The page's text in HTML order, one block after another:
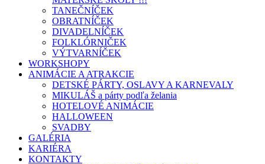
TANEČNÍČEK
OBRATNÍČEK
DIVADELNÍČEK
FOLKLÓRNIČEK
VÝTVARNÍČEK
WORKSHOPY
ANIMÁCIE A ATRAKCIE
DETSKÉ PÁRTY, OSLAVY A KARNEVALY
MIKULÁŠ a párty podľa želania
HOTELOVÉ ANIMÁCIE
HALLOWEEN
SVADBY
GALÉRIA
KARIÉRA
KONTAKTY